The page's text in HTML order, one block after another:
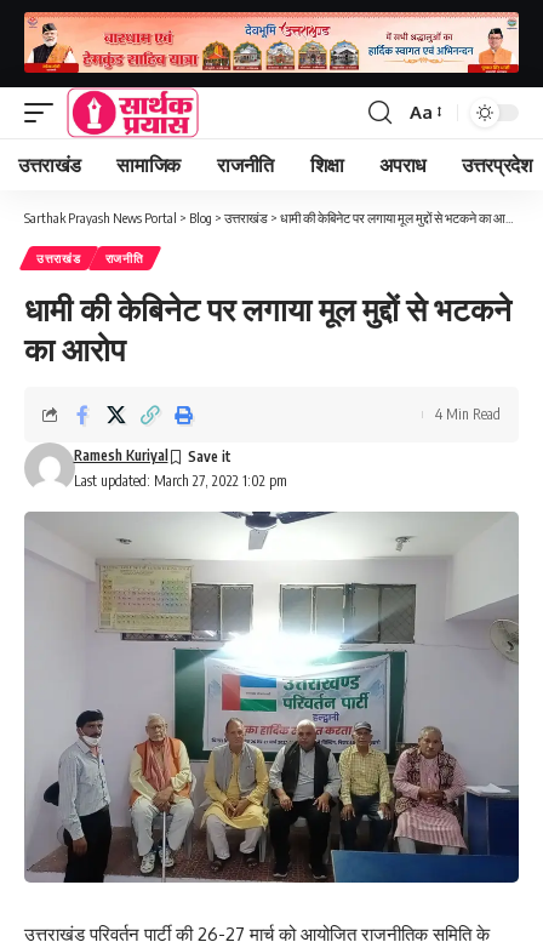
Font
Resizer
Aa
उत्तराखंड सामाजिक राजनीति शिक्षा अपराध उत्तरप्रदेश
Sarthak Prayash News Portal > Blog > उत्तराखंड > धामी की केबिनेट पर लगाया मूल मुद्दों से भटकने का आरोप
उत्तराखंड राजनीति
धामी की केबिनेट पर लगाया मूल मुद्दों से भटकने
का आरोप
Last updated: March 27, 2022 1:02 pm
Ramesh Kuriyal
4 Min Read
उत्तराखंड परिवर्तन पार्टी की 26-27 मार्च को आयोजित राजनीतिक समिति के